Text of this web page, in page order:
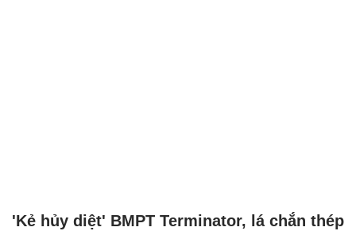
'Kẻ hủy diệt' BMPT Terminator, lá chắn thép